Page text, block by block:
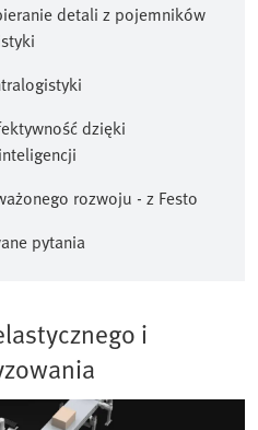
detali z pojemników
dzięki
rozwoju - z Festo
pytania
i